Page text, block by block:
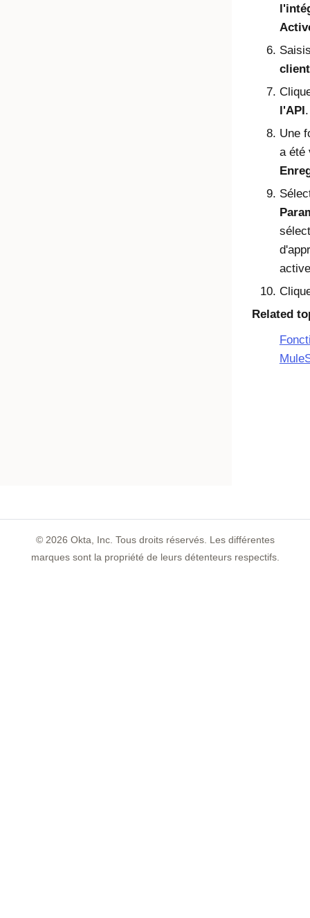
client
l'API.
Une
a été
Related
© 2026 Okta, Inc. Tous droits réservés. Les différentes
marques sont la propriété de leurs détenteurs respectifs.